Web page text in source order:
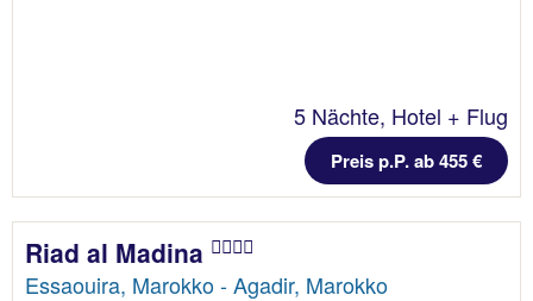
5 Nächte, Hotel + Flug
Preis p.P. ab 455 €
Riad al Madina
Essaouira, Marokko - Agadir, Marokko